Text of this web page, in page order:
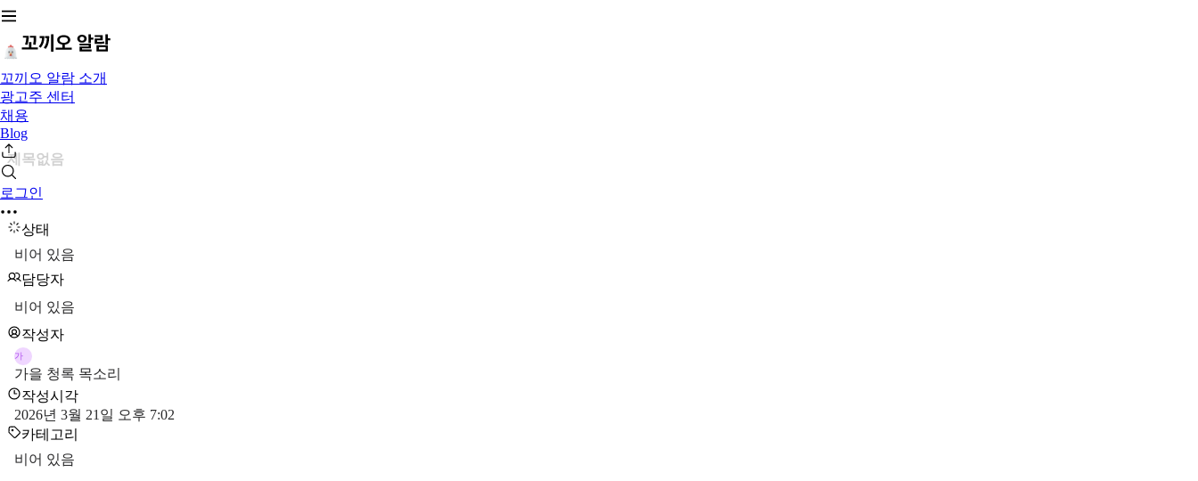
꼬끼오 알람 소개
광고주 센터
채용
Blog
로그인
제목없음
상태
비어 있음
담당자
비어 있음
작성자
가
가을 청록 목소리
작성시각
2026년 3월 21일 오후 7:02
카테고리
비어 있음